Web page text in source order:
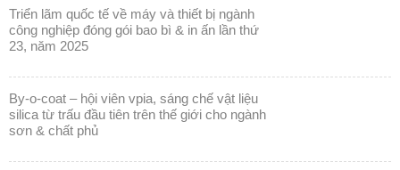
triển lãm quốc tế về máy và thiết bị ngành
công nghiệp đóng gói bao bì & in ấn lần thứ
23, năm 2025
by-o-coat – hội viên vpia, sáng chế vật liệu
silica từ trấu đầu tiên trên thế giới cho ngành
sơn & chất phủ